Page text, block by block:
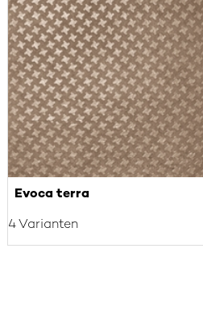
Evoca terra
4 Varianten